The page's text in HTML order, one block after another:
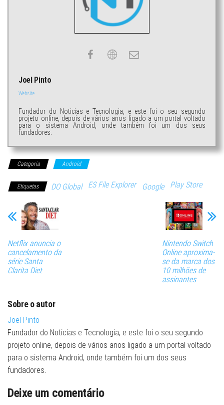
Joel Pinto
Website
Fundador do Noticias e Tecnologia, e este foi o seu segundo
projeto online, depois de vários anos ligado a um portal voltado
para o sistema Android, onde também foi um dos seus
fundadores.
Categoria Android
Etiquetas DO Global ES File Explorer Google Play Store
Netflix anuncia o
cancelamento da
série Santa
Clarita Diet
Nintendo Switch
Online aproxima-
se da marca dos
10 milhões de
assinantes
Sobre o autor
Joel Pinto
Fundador do Noticias e Tecnologia, e este foi o seu segundo
projeto online, depois de vários anos ligado a um portal voltado
para o sistema Android, onde também foi um dos seus
fundadores.
Deixe um comentário